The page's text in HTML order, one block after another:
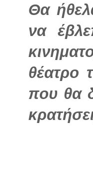
Θα
να
θέατρο
που θα